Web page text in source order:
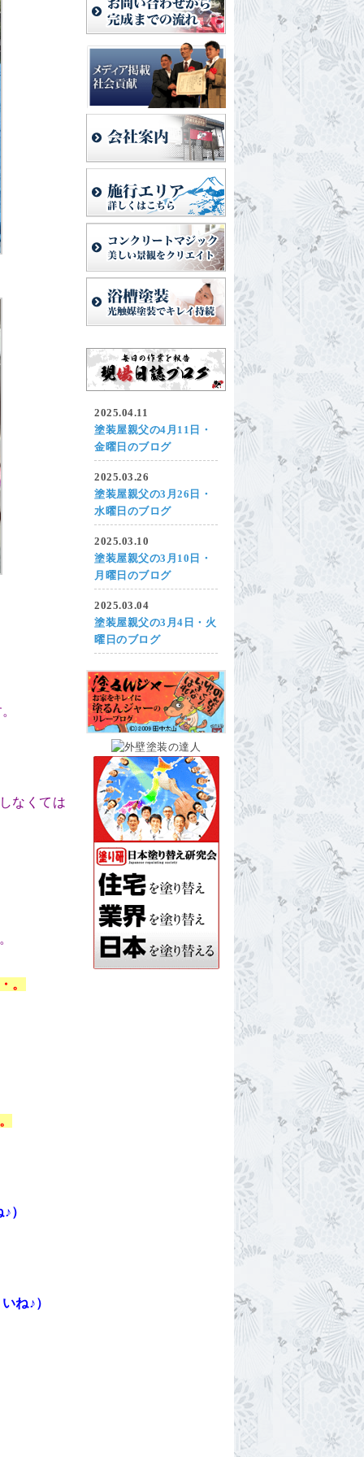
なくては
。
）
ね♪）
2025.04.11
塗装屋親父の4月11日・
金曜日のブログ
2025.03.26
塗装屋親父の3月26日・
水曜日のブログ
2025.03.10
塗装屋親父の3月10日・
月曜日のブログ
2025.03.04
塗装屋親父の3月4日・火
曜日のブログ